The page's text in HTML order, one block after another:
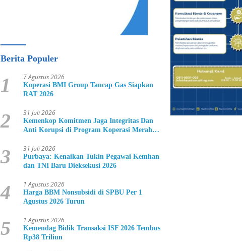
Berita Populer
1 7 Agustus 2026
Koperasi BMI Group Tancap Gas Siapkan
RAT 2026
2 31 Juli 2026
Kemenkop Komitmen Jaga Integritas Dan
Anti Korupsi di Program Koperasi Merah
3 31 Juli 2026
Purbaya: Kenaikan Tukin Pegawai Kemhan
dan TNI Baru Dieksekusi 2026
4 1 Agustus 2026
Harga BBM Nonsubsidi di SPBU Per 1
Agustus 2026 Turun
5 1 Agustus 2026
Kemendag Bidik Transaksi ISF 2026 Tembus
Rp38 Triliun